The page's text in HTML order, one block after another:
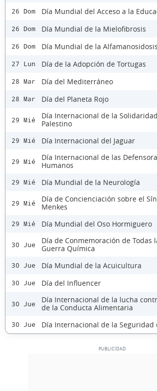
26 Dom Día Mundial del Acceso a la
26 Dom Día Mundial de la Mielofibrosis
26 Dom Día Mundial de la Alfamanosidosis
27 Lun Día de la Adopción de Tortugas
28 Mar Día del Mediterráneo
28 Mar Día del Planeta Rojo
29 Mié
Día Internacional de la
Palestino
29 Mié Día Internacional del Jaguar
29 Mié
Día Internacional de las
Humanos
29 Mié Día Mundial de la Neurología
29 Mié
Día de Concienciación sobre el
Menkes
29 Mié Día Mundial del Oso Hormiguero
30 Jue
Día de Conmemoración de Todas
Guerra Química
30 Jue Día Mundial de la Acuicultura
30 Jue Día del Influencer
30 Jue
Día Internacional de la lucha
de la Conducta Alimentaria
30 Jue Día Internacional de la